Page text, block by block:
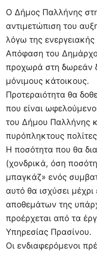
Ο Δήμος Παλλήνης
αντιμετώπιση του
λόγω της
Απόφαση του
προχωρά στη δωρεάν
μόνιμους κάτοικους.
Προτεραιότητα θα
που είναι
του Δήμου Παλλήνης
πυρόπληκτους
Η ποσότητα που θα
(χονδρικά, όση
μπαγκάζ» ενός
αυτό θα ισχύσει
αποθεμάτων της
προέρχεται από τα
Υπηρεσίας Πρασίνου.
Οι ενδιαφερόμενοι